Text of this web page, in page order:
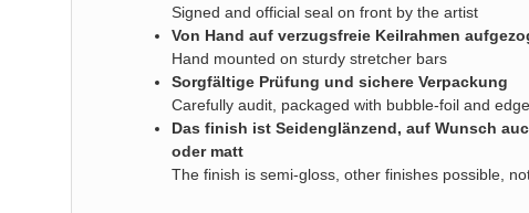
Signed and official seal on front by the artist
Von Hand auf verzugsfreie Keilrahmen
Hand mounted on sturdy stretcher bars
Sorgfältige Prüfung und sichere Verpackung
Carefully audit, packaged with bubble-foil and
Das finish ist Seidenglänzend, auf Wunsch
oder matt
The finish is semi-gloss, other finishes possible,